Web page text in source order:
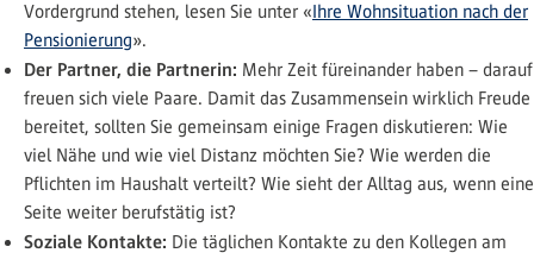
Vordergrund stehen, lesen Sie unter «Ihre Wohnsituation nach der
Pensionierung».
Der Partner, die Partnerin: Mehr Zeit füreinander haben – darauf
freuen sich viele Paare. Damit das Zusammensein wirklich Freude
bereitet, sollten Sie gemeinsam einige Fragen diskutieren: Wie
viel Nähe und wie viel Distanz möchten Sie? Wie werden die
Pflichten im Haushalt verteilt? Wie sieht der Alltag aus, wenn eine
Seite weiter berufstätig ist?
Soziale Kontakte: Die täglichen Kontakte zu den Kollegen am